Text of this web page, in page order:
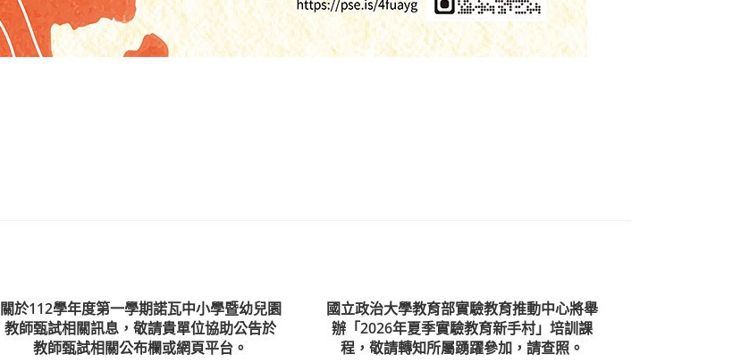
關於112學年度第一學期諾瓦中小學暨幼兒園
教師甄試相關訊息，敬請貴單位協助公告於
教師甄試相關公布欄或網頁平台。
國立政治大學教育部實驗教育推動中心將舉
辦「2026年夏季實驗教育新手村」培訓課
程，敬請轉知所屬踴躍參加，請查照。